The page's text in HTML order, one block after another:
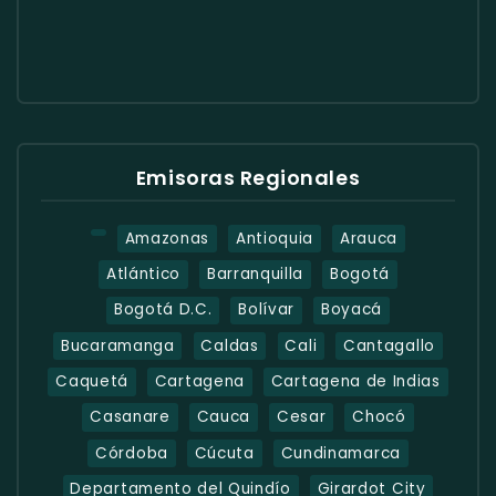
Emisoras Regionales
Amazonas Antioquia
Arauca
Atlántico
Barranquilla
Bogotá
Bogotá D.C.
Bolívar
Boyacá
Bucaramanga
Caldas Cali
Cantagallo
Caquetá
Cartagena
Cartagena de Indias
Casanare
Cauca Cesar
Chocó
Córdoba
Cúcuta
Cundinamarca
Departamento del Quindío
Girardot City